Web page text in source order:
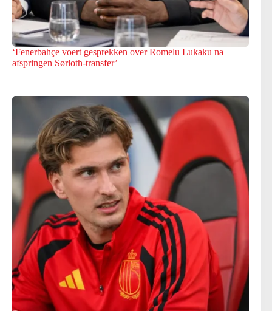
‘Fenerbahçe voert gesprekken over Romelu Lukaku na
afspringen Sørloth-transfer’